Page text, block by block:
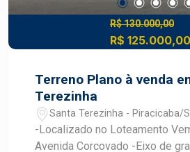
Construa seu futuro com quem
desenvolvimento do mercado
Piracicaba. Agende sua visita.
R$ 130.000,00
R$
Terreno Plano à venda
Terezinha
Santa Terezinha - Piracicaba/
-Localizado no Loteamento
Avenida Corcovado -Eixo de